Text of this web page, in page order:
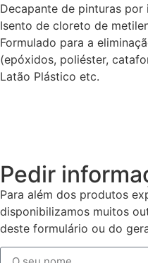
Decapante de pinturas por
Isento de cloreto de
Formulado para a
(epóxidos, poliéster,
Latão Plástico etc.
Pedir
Para além dos produtos
disponibilizamos muitos
deste formulário ou do